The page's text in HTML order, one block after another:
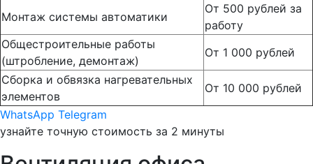
Монтаж системы автоматики
От 500 рублей за
работу
Общестроительные работы
(штробление, демонтаж)
От 1 000 рублей
Сборка и обвязка нагревательных
элементов
От 10 000 рублей
WhatsApp Telegram
узнайте точную стоимость за 2 минуты